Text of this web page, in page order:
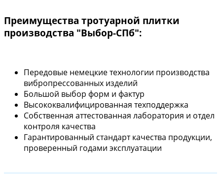
Преимущества тротуарной плитки
производства "Выбор-СПб":
Передовые немецкие технологии производства
вибропрессованных изделий
Большой выбор форм и фактур
Высококвалифицированная техподдержка
Собственная аттестованная лаборатория и отдел
контроля качества
Гарантированный стандарт качества продукции,
проверенный годами эксплуатации